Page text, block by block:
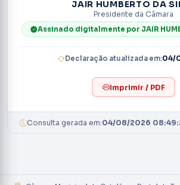
JAIR HUMBERTO DA
Presidente da Câmara
Assinado digitalmente por JAIR
Declaração atualizada em:04/
Imprimir / PDF
Consulta gerada em:04/08/2026